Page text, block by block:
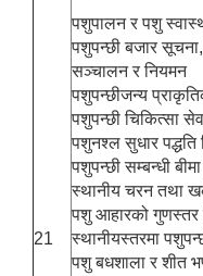
21
पशुपालन र पशु
पशुपन्छी बजार सूचना,
सञ्चालन र नियमन
पशुपन्छीजन्य
पशुपन्छी चिकित्सा
पशुनश्ल सुधार पद्धति
पशुपन्छी सम्बन्धी
स्थानीय चरन तथा
पशु आहारको गुणस्तर
स्थानीयस्तरमा
पशु बधशाला र शीत